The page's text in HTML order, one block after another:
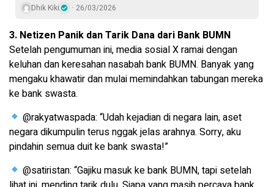
Dhik Kiki 26/03/2026
3. Netizen Panik dan Tarik Dana dari Bank BUMN
Setelah pengumuman ini, media sosial X ramai dengan
keluhan dan keresahan nasabah bank BUMN. Banyak yang
mengaku khawatir dan mulai memindahkan tabungan mereka
ke bank swasta.
@rakyatwaspada: “Udah kejadian di negara lain, aset
negara dikumpulin terus nggak jelas arahnya. Sorry, aku
pindahin semua duit ke bank swasta!”
@satiristan: “Gajiku masuk ke bank BUMN, tapi setelah